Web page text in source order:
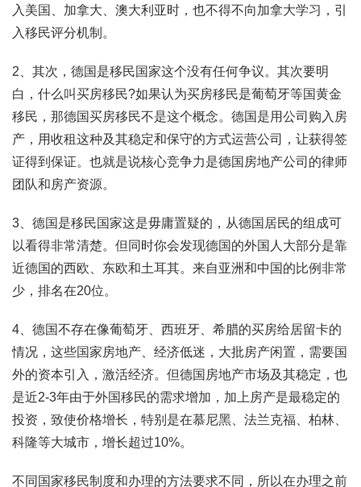
入美国、加拿大、澳大利亚时，也不得不向加拿大学习，引
入移民评分机制。
2、其次，德国是移民国家这个没有任何争议。其次要明
白，什么叫买房移民?如果认为买房移民是葡萄牙等国黄金
移民，那德国买房移民不是这个概念。德国是用公司购入房
产，用收租这种及其稳定和保守的方式运营公司，让获得签
证得到保证。也就是说核心竞争力是德国房地产公司的律师
团队和房产资源。
3、德国是移民国家这是毋庸置疑的，从德国居民的组成可
以看得非常清楚。但同时你会发现德国的外国人大部分是靠
近德国的西欧、东欧和土耳其。来自亚洲和中国的比例非常
少，排名在20位。
4、德国不存在像葡萄牙、西班牙、希腊的买房给居留卡的
情况，这些国家房地产、经济低迷，大批房产闲置，需要国
外的资本引入，激活经济。但德国房地产市场及其稳定，也
是近2-3年由于外国移民的需求增加，加上房产是最稳定的
投资，致使价格增长，特别是在慕尼黑、法兰克福、柏林、
科隆等大城市，增长超过10%。
不同国家移民制度和办理的方法要求不同，所以在办理之前